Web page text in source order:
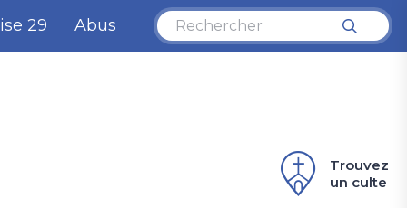
29 Abus
Trouvez
un culte